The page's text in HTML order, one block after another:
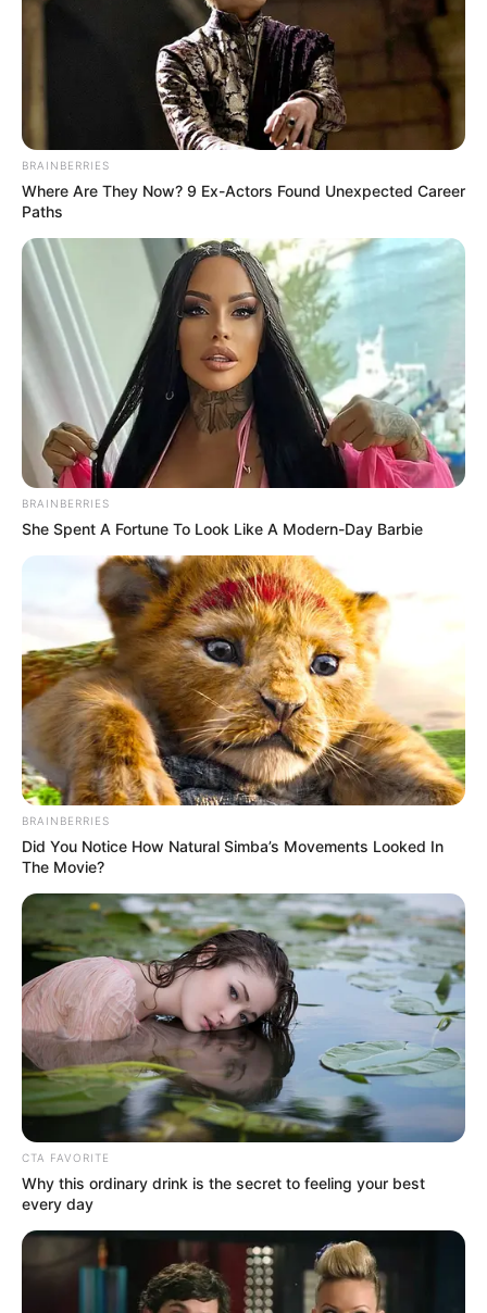
BRAINBERRIES
Where Are They Now? 9 Ex-Actors Found Unexpected Career
Paths
BRAINBERRIES
She Spent A Fortune To Look Like A Modern-Day Barbie
BRAINBERRIES
Did You Notice How Natural Simba’s Movements Looked In
The Movie?
CTA FAVORITE
Why this ordinary drink is the secret to feeling your best
every day